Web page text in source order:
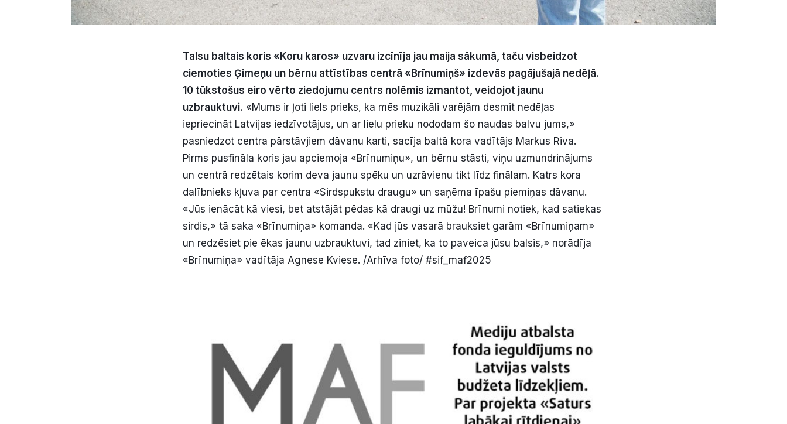
Talsu baltais koris «Koru karos» uzvaru izcīnīja jau maija sākumā, taču visbeidzot
ciemoties Ģimeņu un bērnu attīstības centrā «Brīnumiņš» izdevās pagājušajā nedēļā.
10 tūkstošus eiro vērto ziedojumu centrs nolēmis izmantot, veidojot jaunu
uzbrauktuvi. «Mums ir ļoti liels prieks, ka mēs muzikāli varējām desmit nedēļas
iepriecināt Latvijas iedzīvotājus, un ar lielu prieku nododam šo naudas balvu jums,»
pasniedzot centra pārstāvjiem dāvanu karti, sacīja baltā kora vadītājs Markus Riva.
Pirms pusfināla koris jau apciemoja «Brīnumiņu», un bērnu stāsti, viņu uzmundrinājums
un centrā redzētais korim deva jaunu spēku un uzrāvienu tikt līdz finālam. Katrs kora
dalībnieks kļuva par centra «Sirdspukstu draugu» un saņēma īpašu piemiņas dāvanu.
«Jūs ienācāt kā viesi, bet atstājāt pēdas kā draugi uz mūžu! Brīnumi notiek, kad satiekas
sirdis,» tā saka «Brīnumiņa» komanda. «Kad jūs vasarā brauksiet garām «Brīnumiņam»
un redzēsiet pie ēkas jaunu uzbrauktuvi, tad ziniet, ka to paveica jūsu balsis,» norādīja
«Brīnumiņa» vadītāja Agnese Kviese. /Arhīva foto/ #sif_maf2025